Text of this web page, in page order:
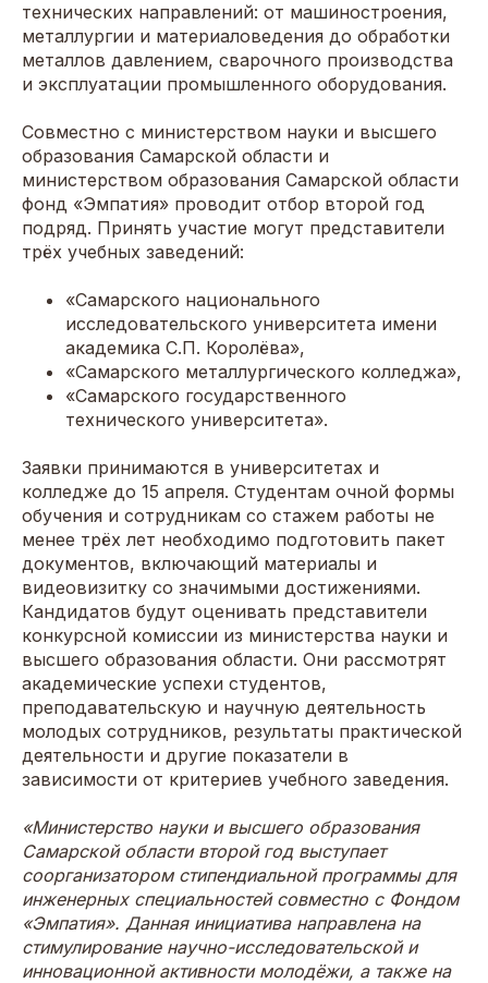
технических направлений: от машиностроения,
металлургии и материаловедения до обработки
металлов давлением, сварочного производства
и эксплуатации промышленного оборудования.
Совместно с министерством науки и высшего
образования Самарской области и
министерством образования Самарской области
фонд «Эмпатия» проводит отбор второй год
подряд. Принять участие могут представители
трёх учебных заведений:
«Самарского национального
исследовательского университета имени
академика С.П. Королёва»,
«Самарского металлургического колледжа»,
«Самарского государственного
технического университета».
Заявки принимаются в университетах и
колледже до 15 апреля. Студентам очной формы
обучения и сотрудникам со стажем работы не
менее трёх лет необходимо подготовить пакет
документов, включающий материалы и
видеовизитку со значимыми достижениями.
Кандидатов будут оценивать представители
конкурсной комиссии из министерства науки и
высшего образования области. Они рассмотрят
академические успехи студентов,
преподавательскую и научную деятельность
молодых сотрудников, результаты практической
деятельности и другие показатели в
зависимости от критериев учебного заведения.
«Министерство науки и высшего образования
Самарской области второй год выступает
соорганизатором стипендиальной программы для
инженерных специальностей совместно с Фондом
«Эмпатия». Данная инициатива направлена на
стимулирование научно-исследовательской и
инновационной активности молодёжи, а также на